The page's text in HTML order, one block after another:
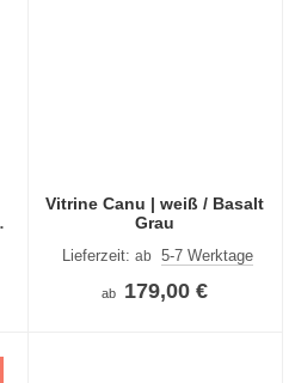
Vitrine Canu | weiß / Basalt
Grau
Lieferzeit:ab 5-7 Werktage
ab 179,00 €